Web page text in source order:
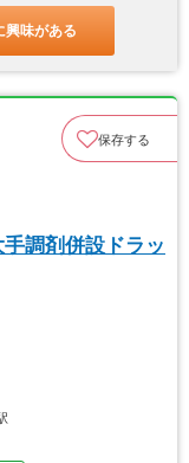
興味がある
保存する
調剤併設ドラッ